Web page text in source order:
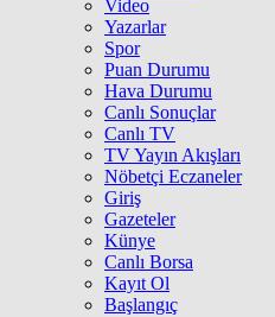
Video
Yazarlar
Spor
Puan Durumu
Hava Durumu
Canlı Sonuçlar
Canlı TV
TV Yayın Akışları
Nöbetçi Eczaneler
Giriş
Gazeteler
Künye
Canlı Borsa
Kayıt Ol
Başlangıç